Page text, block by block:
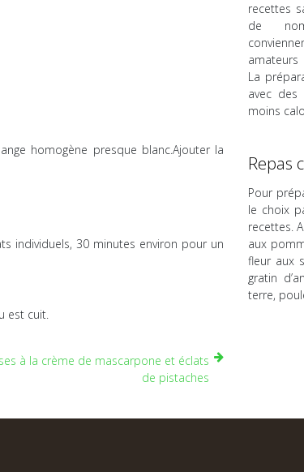
homogène presque blanc.Ajouter la
individuels, 30 minutes environ pour un
est cuit.
à la crème de mascarpone et éclats
de pistaches
recettes
de
La
avec des
moins
Repas
Pour
le choix
recettes.
aux
fleur aux
gratin
terre,